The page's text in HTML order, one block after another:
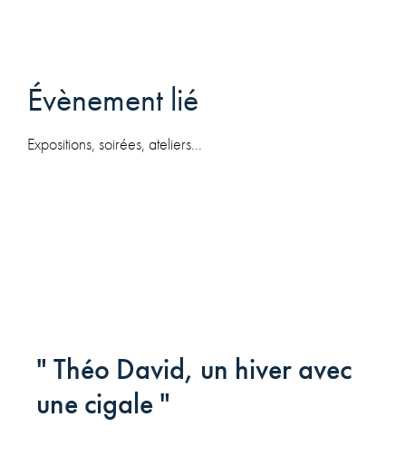
Évènement lié
Expositions, soirées, ateliers...
" Théo David, un hiver avec
une cigale "